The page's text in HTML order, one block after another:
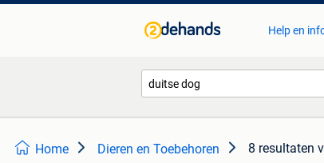
Help en
Home Dieren en Toebehoren 8 resultaten